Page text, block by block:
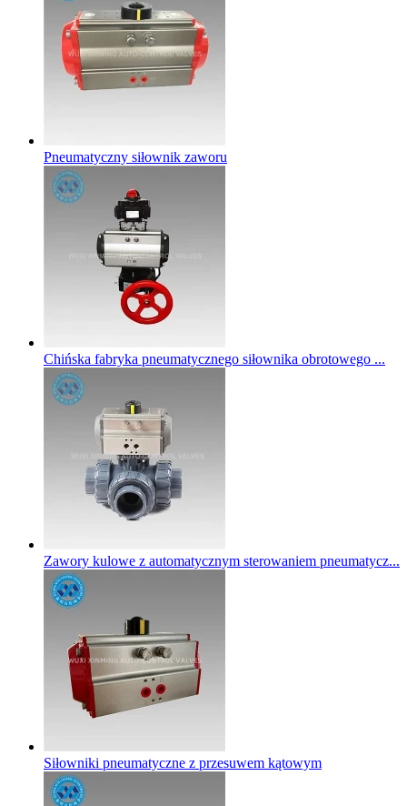
Pneumatyczny siłownik zaworu
Chińska fabryka pneumatycznego siłownika obrotowego ...
Zawory kulowe z automatycznym sterowaniem pneumatycz...
Siłowniki pneumatyczne z przesuwem kątowym